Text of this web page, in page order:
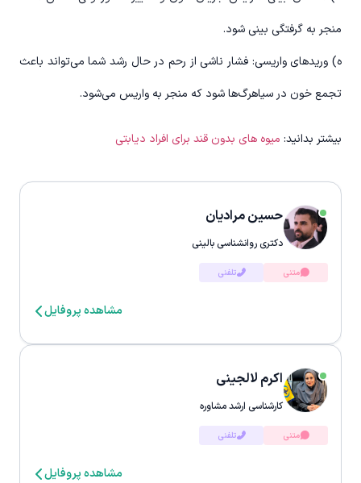
منجر به گرفتگی بینی شود.
ه) وریدهای واریسی: فشار ناشی از رحم در حال رشد شما می‌تواند باعث
تجمع خون در سیاهرگ‌ها شود که منجر به واریس می‌شود.
بیشتر بدانید: میوه های بدون قند برای افراد دیابتی
حسین مرادیان
دکتری روانشناسی بالینی
متنی تلفنی
مشاهده پروفایل
اکرم لالجینی
کارشناسی ارشد مشاوره
متنی تلفنی
مشاهده پروفایل